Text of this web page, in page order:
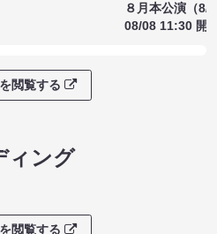
８月本公演（8/
08/08 11:30 開
閲覧する
ィング
閲覧する